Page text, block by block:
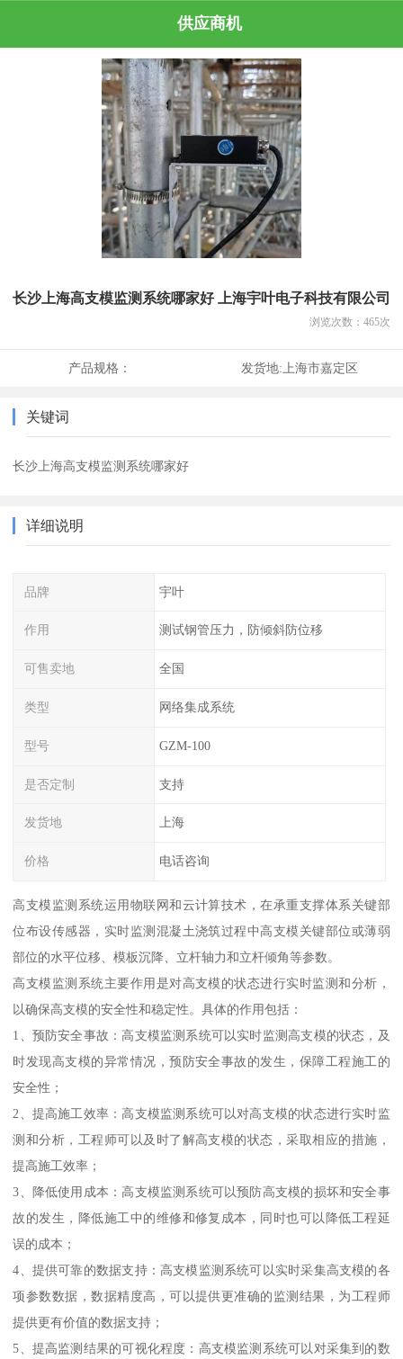
供应商机
长沙上海高支模监测系统哪家好 上海宇叶电子科技有限公司
浏览次数： 465次
产品规格： 发货地:上海市嘉定区
关键词
长沙上海高支模监测系统哪家好
详细说明
品牌 宇叶
作用 测试钢管压力，防倾斜防位移
可售卖地 全国
类型 网络集成系统
型号 GZM-100
是否定制 支持
发货地 上海
价格 电话咨询
高支模监测系统运用物联网和云计算技术，在承重支撑体系关键部
位布设传感器，实时监测混凝土浇筑过程中高支模关键部位或薄弱
部位的水平位移、模板沉降、立杆轴力和立杆倾角等参数。
高支模监测系统主要作用是对高支模的状态进行实时监测和分析，
以确保高支模的安全性和稳定性。具体的作用包括：
1、预防安全事故：高支模监测系统可以实时监测高支模的状态，及
时发现高支模的异常情况，预防安全事故的发生，保障工程施工的
安全性；
2、提高施工效率：高支模监测系统可以对高支模的状态进行实时监
测和分析，工程师可以及时了解高支模的状态，采取相应的措施，
提高施工效率；
3、降低使用成本：高支模监测系统可以预防高支模的损坏和安全事
故的发生，降低施工中的维修和修复成本，同时也可以降低工程延
误的成本；
4、提供可靠的数据支持：高支模监测系统可以实时采集高支模的各
项参数数据，数据精度高，可以提供更准确的监测结果，为工程师
提供更有价值的数据支持；
5、提高监测结果的可视化程度：高支模监测系统可以对采集到的数